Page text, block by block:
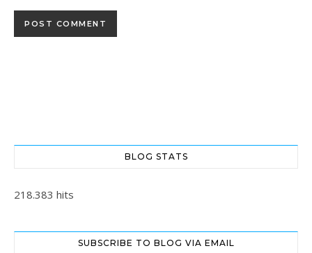
BLOG STATS
218.383 hits
SUBSCRIBE TO BLOG VIA EMAIL